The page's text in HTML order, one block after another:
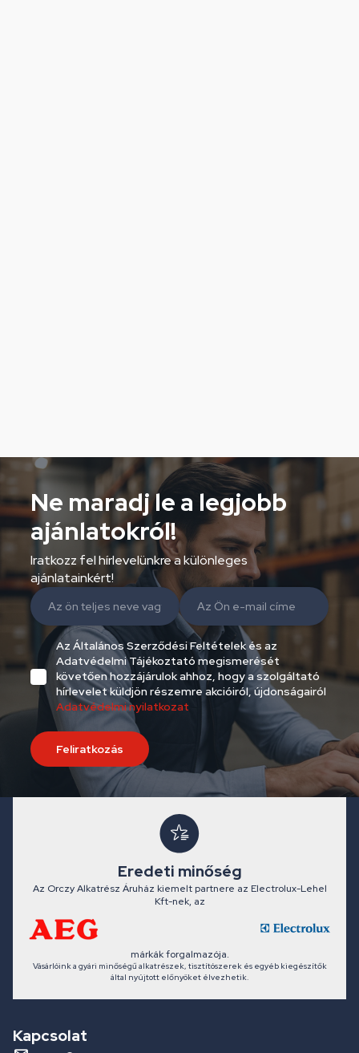
Ne maradj le a legjobb
ajánlatokról!
Iratkozz fel hírlevelünkre a különleges
ajánlatainkért!
Az Általános Szerződési Feltételek és az
Adatvédelmi Tájékoztató megismerését
követően hozzájárulok ahhoz, hogy a szolgáltató
hírlevelet küldjön részemre akcióiról, újdonságairól
Adatvédelmi nyilatkozat
Feliratkozás
Eredeti minőség
Az Orczy Alkatrész Áruház kiemelt partnere az Electrolux-Lehel
Kft-nek, az
márkák forgalmazója.
Vásárlóink a gyári minőségű alkatrészek, tisztítószerek és egyéb kiegészítők
által nyújtott előnyöket élvezhetik.
Kapcsolat